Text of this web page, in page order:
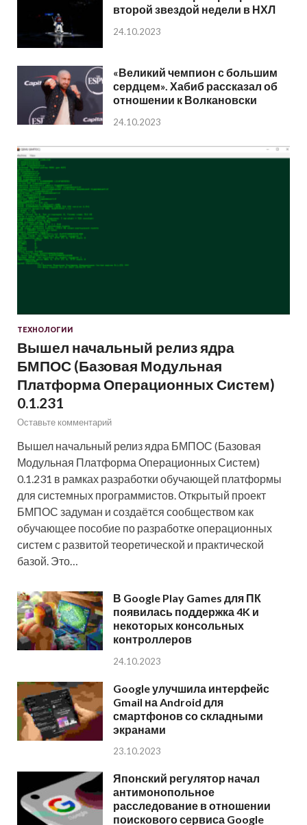
второй звездой недели в НХЛ
24.10.2023
«Великий чемпион с большим
сердцем». Хабиб рассказал об
отношении к Волкановски
24.10.2023
ТЕХНОЛОГИИ
Вышел начальный релиз ядра
БМПОС (Базовая Модульная
Платформа Операционных Систем)
0.1.231
Оставьте комментарий
Вышел начальный релиз ядра БМПОС (Базовая
Модульная Платформа Операционных Систем)
0.1.231 в рамках разработки обучающей платформы
для системных программистов. Открытый проект
БМПОС задуман и создаётся сообществом как
обучающее пособие по разработке операционных
систем с развитой теоретической и практической
базой. Это…
В Google Play Games для ПК
появилась поддержка 4K и
некоторых консольных
контроллеров
24.10.2023
Google улучшила интерфейс
Gmail на Android для
смартфонов со складными
экранами
23.10.2023
Японский регулятор начал
антимонопольное
расследование в отношении
поискового сервиса Google